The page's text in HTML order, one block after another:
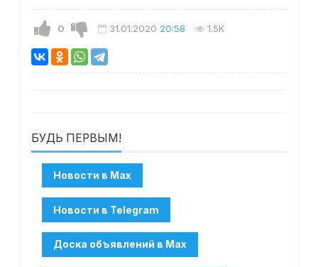
0 31.01.2020 20:58 1.5K
БУДЬ ПЕРВЫМ!